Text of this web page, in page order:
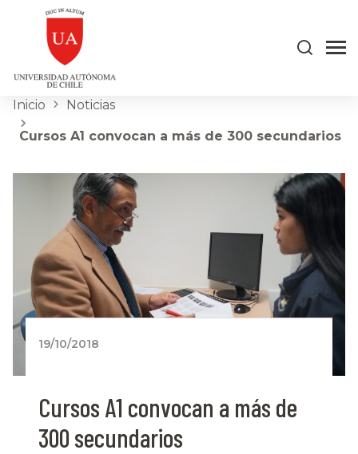
Inicio Noticias
Cursos A1 convocan a más de 300 secundarios
19/10/2018
Cursos A1 convocan a más de
300 secundarios